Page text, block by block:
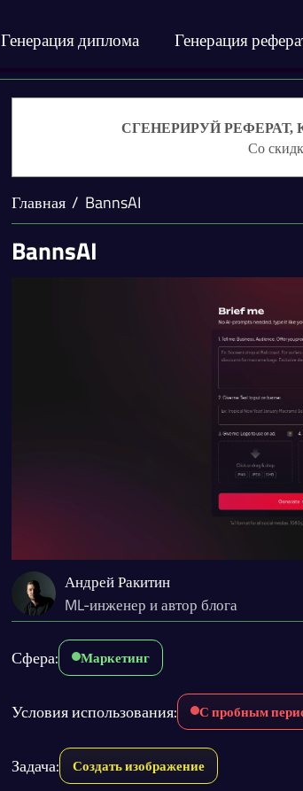
Генерация диплома Генерация
СГЕНЕРИРУЙ
Со
Главная BannsAI
BannsAI
Андрей Ракитин
ML-инженер и автор блога
Сфера: Маркетинг
Условия использования: С пробным
Задача: Создать изображение